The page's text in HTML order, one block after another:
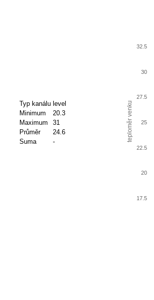
Typ kanálu level
Minimum
20.3
Maximum
31
Průměr
24.6
Suma
- teploměr venku
17.5
20
22.5
25
27.5
30
32.5